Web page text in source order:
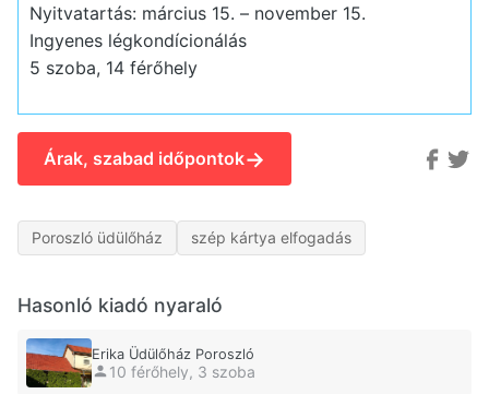
Nyitvatartás: március 15. – november 15.
Ingyenes légkondícionálás
5 szoba, 14 férőhely
Árak, szabad időpontok→
Poroszló üdülőház szép kártya elfogadás
Hasonló kiadó nyaraló
Erika Üdülőház Poroszló
10 férőhely, 3 szoba